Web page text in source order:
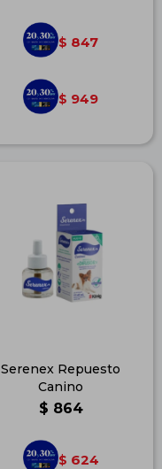
$ 847
$ 949
Serenex Repuesto
Canino
$ 864
$ 624